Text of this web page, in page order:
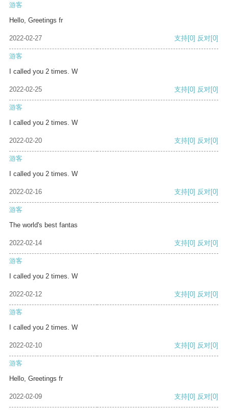
游客
Hello, Greetings fr
2022-02-27 支持[0] 反对[0]
游客
I called you 2 times. W
2022-02-25 支持[0] 反对[0]
游客
I called you 2 times. W
2022-02-20 支持[0] 反对[0]
游客
I called you 2 times. W
2022-02-16 支持[0] 反对[0]
游客
The world's best fantas
2022-02-14 支持[0] 反对[0]
游客
I called you 2 times. W
2022-02-12 支持[0] 反对[0]
游客
I called you 2 times. W
2022-02-10 支持[0] 反对[0]
游客
Hello, Greetings fr
2022-02-09 支持[0] 反对[0]